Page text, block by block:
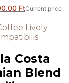
FtCurrent price
Costa
Blend